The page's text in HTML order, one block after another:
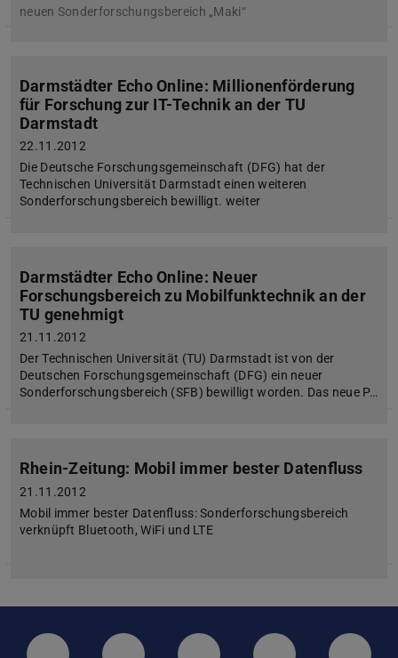
neuen Sonderforschungsbereich „Maki“
Darmstädter Echo Online: Millionenförderung
für Forschung zur IT-Technik an der TU
Darmstadt
22.11.2012
Die Deutsche Forschungsgemeinschaft (DFG) hat der
Technischen Universität Darmstadt einen weiteren
Sonderforschungsbereich bewilligt. weiter
Darmstädter Echo Online: Neuer
Forschungsbereich zu Mobilfunktechnik an der
TU genehmigt
21.11.2012
Der Technischen Universität (TU) Darmstadt ist von der
Deutschen Forschungsgemeinschaft (DFG) ein neuer
Sonderforschungsbereich (SFB) bewilligt worden. Das neue P…
Rhein-Zeitung: Mobil immer bester Datenfluss
21.11.2012
Mobil immer bester Datenfluss: Sonderforschungsbereich
verknüpft Bluetooth, WiFi und LTE